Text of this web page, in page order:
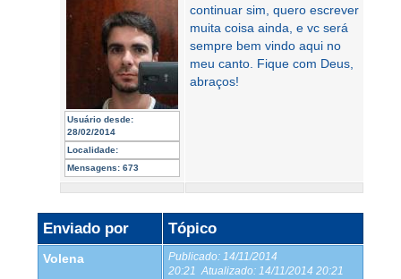
Usuário desde:
28/02/2014
Localidade:
Mensagens: 673
continuar sim, quero escrever
muita coisa ainda, e vc será
sempre bem vindo aqui no
meu canto. Fique com Deus,
abraços!
Enviado por Tópico
Volena Publicado: 14/11/2014
20:21 Atualizado: 14/11/2014 20:21